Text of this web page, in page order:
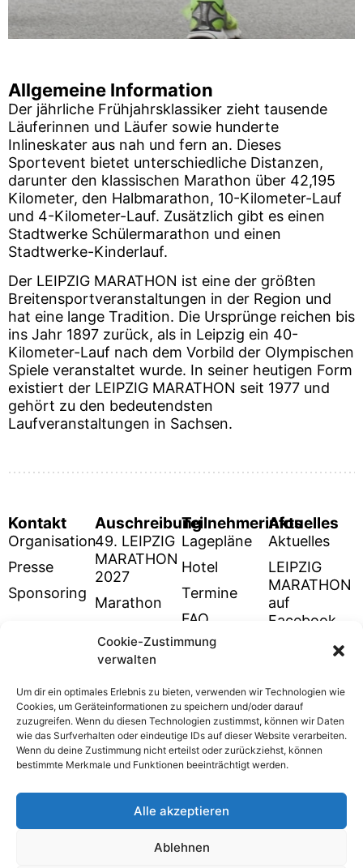
Cookie-Zustimmung
verwalten
Um dir ein optimales Erlebnis zu bieten, verwenden wir Technologien wie
Cookies, um Geräteinformationen zu speichern und/oder darauf
zuzugreifen. Wenn du diesen Technologien zustimmst, können wir Daten
wie das Surfverhalten oder eindeutige IDs auf dieser Website verarbeiten.
Wenn du deine Zustimmung nicht erteilst oder zurückziehst, können
bestimmte Merkmale und Funktionen beeinträchtigt werden.
Alle akzeptieren
Ablehnen
Allgemeine Information
Der jährliche Frühjahrsklassiker zieht tausende
Läuferinnen und Läufer sowie hunderte
Inlineskater aus nah und fern an. Dieses
Sportevent bietet unterschiedliche Distanzen,
darunter den klassischen Marathon über 42,195
Kilometer, den Halbmarathon, 10-Kilometer-Lauf
und 4-Kilometer-Lauf. Zusätzlich gibt es einen
Stadtwerke Schülermarathon und einen
Stadtwerke-Kinderlauf.
Der LEIPZIG MARATHON ist eine der größten
Breitensportveranstaltungen in der Region und
hat eine lange Tradition. Die Ursprünge reichen bis
ins Jahr 1897 zurück, als in Leipzig ein 40-
Kilometer-Lauf nach dem Vorbild der Olympischen
Spiele veranstaltet wurde. In seiner heutigen Form
existiert der LEIPZIG MARATHON seit 1977 und
gehört zu den bedeutendsten
Laufveranstaltungen in Sachsen.
Kontakt
Organisation
Presse
Sponsoring
Auschreibung
49. LEIPZIG
MARATHON
2027
Marathon
4km
10km
Lauf/Walken
Stadtwerke-
Kinderlauf
Schülermarathon
Teilnehmerinfos
Lagepläne
Hotel
Termine
FAQ
Rückblick
Aktuelles
Aktuelles
LEIPZIG
MARATHON
auf
Facebook
Instagram